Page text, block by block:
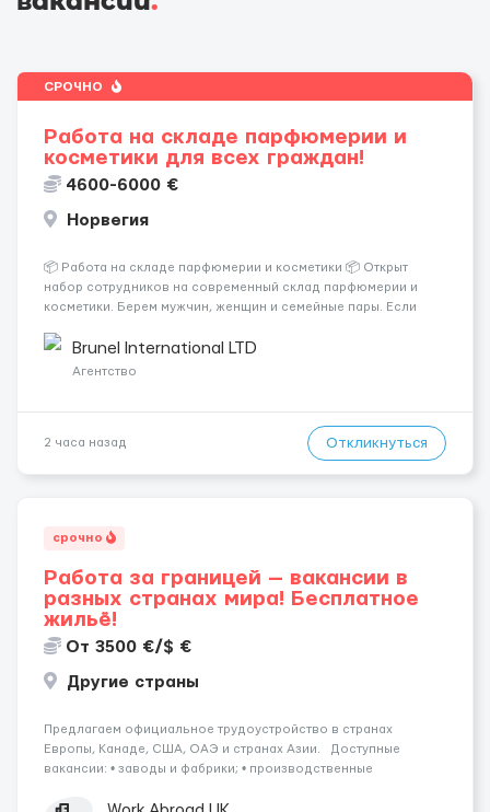
СРОЧНО
Работа на складе парфюмерии и
косметики для всех граждан!
4600-6000 €
Норвегия
📦 Работа на складе парфюмерии и косметики 📦 Открыт
набор сотрудников на современный склад парфюмерии и
косметики. Берем мужчин, женщин и семейные пары. Если
обучают уже после приезда. Работа не тяжелая. Нужно
собирать заказы, сортиро...
Brunel International LTD
Агентство
2 часа назад Откликнуться
срочно
Работа за границей — вакансии в
разных странах мира! Бесплатное
жильё!
От 3500 €/$ €
Другие страны
Предлагаем официальное трудоустройство в странах
Европы, Канаде, США, ОАЭ и странах Азии. Доступные
вакансии: • заводы и фабрики; • производственные
водители (различные категории); •...